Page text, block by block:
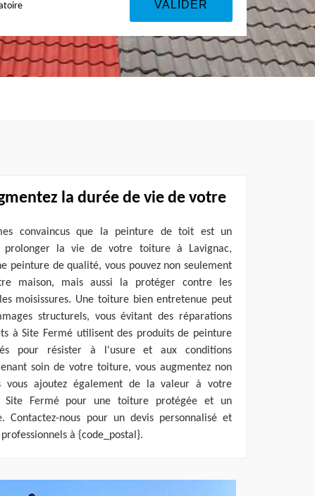
la durée de vie de votre
convaincus que la peinture de toit est un
prolonger la vie de votre toiture à Lavignac,
peinture de qualité, vous pouvez non seulement
maison, mais aussi la protéger contre les
moisissures. Une toiture bien entretenue peut
structurels, vous évitant des réparations
à Site Fermé utilisent des produits de peinture
pour résister à l'usure et aux conditions
soin de votre toiture, vous augmentez non
vous ajoutez également de la valeur à votre
Site Fermé pour une toiture protégée et un
Contactez-nous pour un devis personnalisé et
à {code_postal}.